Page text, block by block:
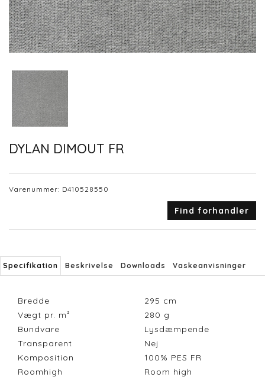
DYLAN DIMOUT FR
Varenummer: D410528550
Find forhandler
Specifikation Beskrivelse Downloads Vaskeanvisninger
Bredde 295 cm
Vægt pr. m²
280 g
Bundvare
Lysdæmpende
Transparent
Nej
Komposition
100% PES FR
Roomhigh
Room high